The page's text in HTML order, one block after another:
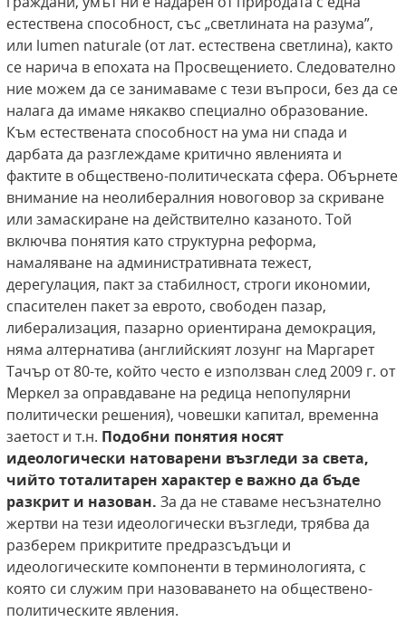
естествена способност, със „светлината на разума”,
или lumen naturale (от лат. естествена светлина), както
се нарича в епохата на Просвещението. Следователно
ние можем да се занимаваме с тези въпроси, без да се
налага да имаме някакво специално образование.
Към естествената способност на ума ни спада и
дарбата да разглеждаме критично явленията и
фактите в обществено-политическата сфера. Обърнете
внимание на неолибералния новоговор за скриване
или замаскиране на действително казаното. Той
включва понятия като структурна реформа,
намаляване на административната тежест,
дерегулация, пакт за стабилност, строги икономии,
спасителен пакет за еврото, свободен пазар,
либерализация, пазарно ориентирана демокрация,
няма алтернатива (английският лозунг на Маргарет
Тачър от 80-те, който често е използван след 2009 г. от
Меркел за оправдаване на редица непопулярни
политически решения), човешки капитал, временна
заетост и т.н. Подобни понятия носят
идеологически натоварени възгледи за света,
чийто тоталитарен характер е важно да бъде
разкрит и назован. За да не ставаме несъзнателно
жертви на тези идеологически възгледи, трябва да
разберем прикритите предразсъдъци и
идеологическите компоненти в терминологията, с
която си служим при назоваването на обществено-
политическите явления.